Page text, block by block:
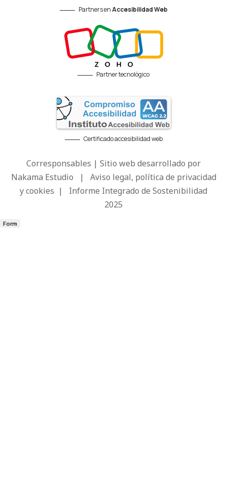
Partners enAccesibilidad Web
Partner tecnológico
Certificado accesibilidad web
Corresponsables | Sitio web desarrollado por
Nakama Estudio | Aviso legal, política de privacidad
y cookies | Informe Integrado de Sostenibilidad
2025
Form